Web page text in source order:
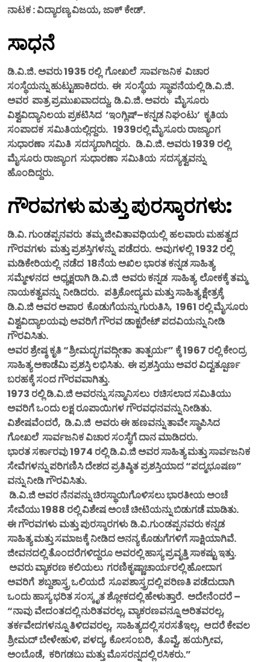
ನಾಟಕ : ವಿದ್ಯಾರಣ್ಯ ವಿಜಯ, ಜಾಕ್ ಕೇಡ್.
ಸಾಧನೆ
ಡಿ.ವಿ.ಜಿ. ಅವರು 1935 ರಲ್ಲಿ ಗೋಖಲೆ ಸಾರ್ವಜನಿಕ ವಿಚಾರ
ಸಂಸ್ಥೆಯನ್ನು ಹುಟ್ಟುಹಾಕಿದರು. ಈ ಸಂಸ್ಥೆಯ ಸ್ಥಾಪನೆಯಲ್ಲಿ ಡಿ.ವಿ.ಜಿ.
ಅವರ ಪಾತ್ರ ಪ್ರಮುಖವಾದದ್ದು, ಡಿ.ವಿ.ಜಿ. ಅವರು ಮೈಸೂರು
ವಿಶ್ವವಿದ್ಯಾನಿಲಯ ಪ್ರಕಟಿಸಿದ ‘ಇಂಗ್ಲಿಷ್–ಕನ್ನಡ ನಿಘಂಟು’ ಕೃತಿಯ
ಸಂಪಾದಕ ಸಮಿತಿಯಲ್ಲಿದ್ದರು. 1939ರಲ್ಲಿ ಮೈಸೂರು ರಾಜ್ಯಾಂಗ
ಸುಧಾರಣಾ ಸಮಿತಿ ಸದಸ್ಯರಾಗಿದ್ದರು. ಡಿ.ವಿ.ಜಿ. ಅವರು 1939 ರಲ್ಲಿ
ಮೈಸೂರು ರಾಜ್ಯಾಂಗ ಸುಧಾರಣಾ ಸಮಿತಿಯ ಸದಸ್ಯತ್ವವನ್ನು
ಹೊಂದಿದ್ದರು.
ಗೌರವಗಳು ಮತ್ತು ಪುರಸ್ಕಾರಗಳು:
ಡಿ.ವಿ. ಗುಂಡಪ್ಪನವರು ತಮ್ಮ ಜೀವಿತಾವಧಿಯಲ್ಲಿ ಹಲವಾರು ಮಹತ್ವದ
ಗೌರವಗಳು ಮತ್ತು ಪ್ರಶಸ್ತಿಗಳನ್ನು ಪಡೆದರು. ಅವುಗಳಲ್ಲಿ 1932 ರಲ್ಲಿ
ಮಡಿಕೇರಿಯಲ್ಲಿ ನಡೆದ 18ನೆಯ ಅಖಿಲ ಭಾರತ ಕನ್ನಡ ಸಾಹಿತ್ಯ
ಸಮ್ಮೇಳನದ ಅಧ್ಯಕ್ಷರಾಗಿ ಡಿ.ವಿ.ಜಿ ಅವರು ಕನ್ನಡ ಸಾಹಿತ್ಯ ಲೋಕಕ್ಕೆ ತಮ್ಮ
ನಾಯಕತ್ವವನ್ನು ನೀಡಿದರು. ಪತ್ರಿಕೋದ್ಯಮ ಮತ್ತು ಸಾಹಿತ್ಯ ಕ್ಷೇತ್ರಕ್ಕೆ
ಡಿ.ವಿ.ಜಿ ಅವರ ಅಪಾರ ಕೊಡುಗೆಯನ್ನು ಗುರುತಿಸಿ, 1961 ರಲ್ಲಿ ಮೈಸೂರು
ವಿಶ್ವವಿದ್ಯಾಲಯವು ಅವರಿಗೆ ಗೌರವ ಡಾಕ್ಟರೇಟ್ ಪದವಿಯನ್ನು ನೀಡಿ
ಗೌರವಿಸಿತು.
ಅವರ ಶ್ರೇಷ್ಠ ಕೃತಿ “ಶ್ರೀಮದ್ಭಗವದ್ಗೀತಾ ತಾತ್ಪರ್ಯ” ಕ್ಕೆ 1967 ರಲ್ಲಿ ಕೇಂದ್ರ
ಸಾಹಿತ್ಯ ಅಕಾಡೆಮಿ ಪ್ರಶಸ್ತಿ ಲಭಿಸಿತು. ಈ ಪ್ರಶಸ್ತಿಯು ಅವರ ವಿದ್ವತ್ಪೂರ್ಣ
ಬರಹಕ್ಕೆ ಸಂದ ಗೌರವವಾಗಿತ್ತು.
1973 ರಲ್ಲಿ ಡಿ.ವಿ.ಜಿ ಅವರನ್ನು ಸನ್ಮಾನಿಸಲು ರಚಿಸಲಾದ ಸಮಿತಿಯು
ಅವರಿಗೆ ಒಂದು ಲಕ್ಷ ರೂಪಾಯಿಗಳ ಗೌರವಧನವನ್ನು ನೀಡಿತು.
ವಿಶೇಷವೆಂದರೆ, ಡಿ.ವಿ.ಜಿ ಅವರು ಈ ಹಣವನ್ನು ತಾವೇ ಸ್ಥಾಪಿಸಿದ
ಗೋಖಲೆ ಸಾರ್ವಜನಿಕ ವಿಚಾರ ಸಂಸ್ಥೆಗೆ ದಾನ ಮಾಡಿದರು.
ಭಾರತ ಸರ್ಕಾರವು 1974 ರಲ್ಲಿ ಡಿ.ವಿ.ಜಿ ಅವರ ಸಾಹಿತ್ಯ ಮತ್ತು ಸಾರ್ವಜನಿಕ
ಸೇವೆಗಳನ್ನು ಪರಿಗಣಿಸಿ ದೇಶದ ಪ್ರತಿಷ್ಠಿತ ಪ್ರಶಸ್ತಿಯಾದ “ಪದ್ಮಭೂಷಣ”
ವನ್ನು ನೀಡಿ ಗೌರವಿಸಿತು.
ಡಿ.ವಿ.ಜಿ ಅವರ ನೆನಪನ್ನು ಚಿರಸ್ಥಾಯಿಗೊಳಿಸಲು ಭಾರತೀಯ ಅಂಚೆ
ಸೇವೆಯು 1988 ರಲ್ಲಿ ವಿಶೇಷ ಅಂಚೆ ಚೀಟಿಯನ್ನು ಬಿಡುಗಡೆ ಮಾಡಿತು.
ಈ ಗೌರವಗಳು ಮತ್ತು ಪುರಸ್ಕಾರಗಳು ಡಿ.ವಿ.ಗುಂಡಪ್ಪನವರು ಕನ್ನಡ
ಸಾಹಿತ್ಯ ಮತ್ತು ಸಮಾಜಕ್ಕೆ ನೀಡಿದ ಅನನ್ಯ ಕೊಡುಗೆಗಳಿಗೆ ಸಾಕ್ಷಿಯಾಗಿವೆ.
ಜೀವನದಲ್ಲಿ ತೊಂದರೆಗಳಿದ್ದರೂ ಅವರಲ್ಲಿ ಹಾಸ್ಯ ಪ್ರವೃತ್ತಿ ಸಾಕಷ್ಟು ಇತ್ತು.
ಅವರು ವ್ಯಾಕರಣ ಕಲಿಯಲು ಗರಣಿಕೃಷ್ಣಾಚಾರ್ಯರಲ್ಲಿ ಹೋದಾಗ
ಅವರಿಗೆ ಶಬ್ದಶಾಸ್ತ್ರ ಒಲಿಯದೆ ಸೂಪಶಾಸ್ತ್ರದಲ್ಲಿ ಪರಿಣತಿ ಪಡೆದುದಾಗಿ
ಒಂದು ಹಾಸ್ಯ ಭರಿತ ಸಂಸ್ಕೃತ ಶ್ಲೋಕದಲ್ಲಿ ಹೇಳುತ್ತಾರೆ. ಅದೇನೆಂದರೆ –
“ನಾವು ವೇದಂತದಲ್ಲಿ ನುರಿತವರಲ್ಲ, ವ್ಯಾಕರಣವನ್ನೂ ಅರಿತವರಲ್ಲ,
ತರ್ಕವೇದಗಳನ್ನೂ ತಿಳಿದವರಲ್ಲ, ಸಾಹಿತ್ಯದಲ್ಲಿ ಸರಸತೆಇಲ್ಲ, ಆದರೆ ಕೇವಲ
ಶ್ರೀಮದ್ ಬೇಳೇಹುಳಿ, ಪಳದ್ಯ, ಕೋಸಂಬರಿ, ತೊವ್ವೆ, ಹಯಗ್ರೀವ,
ಅಂಬೊಡೆ, ಕರಿಗಡಬು ಮತ್ತು ಮೊಸರನ್ನದಲ್ಲಿ ರಸಿಕರು.”